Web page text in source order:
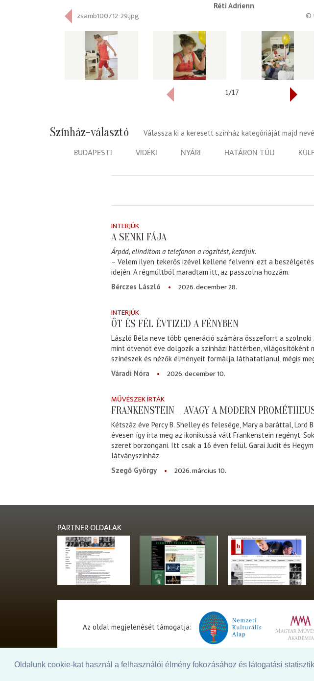
Oldalunk cookie-kat használ a felhasználói élmény fokozásához és látogatási
Réti Adrienn
©
zsamb100712-29.jpg
1/17
Színház-választó Válassza ki a keresett színház kategóriáját majd
BUDAPESTI VIDÉKI NYÁRI HATÁRON TÚLI
INTERJÚK
A SENKI FÁJA
Árpád, elindítom a telefonon a rögzítést, kezdjük.
– Velem ilyen tekerős izével kellene felvenni ezt a
idején. A régmúltból maradtam itt, az passzolna hozzám.
Bérczes László
2026. december 28.
INTERJÚK
ÖT ÉS FÉL ÉVTIZED A FÉNYBEN
László Béla neve több generáció számára összeforrt a
mint ötvenöt éve dolgozik a színházi háttérben, világosítóként
színészek és nézők élményeit formálja láthatatlanul, mégis
Váradi Nóra
2026. december 10.
MŰVÉSZEK ÍRTÁK
FRANKENSTEIN – AVAGY A MODERN
Kétszáz éve Percy B. Shelley és felesége, Mary a baráttal,
évesen így írta meg az ikonikussá vált Frankenstein regényt.
szeret borzongani. Itt csak a 16 éven felül. Garai Judit és
látványszínház.
Szegő György
2026. március 10.
PARTNER OLDALAK
Az oldal megjelenését támogatja: